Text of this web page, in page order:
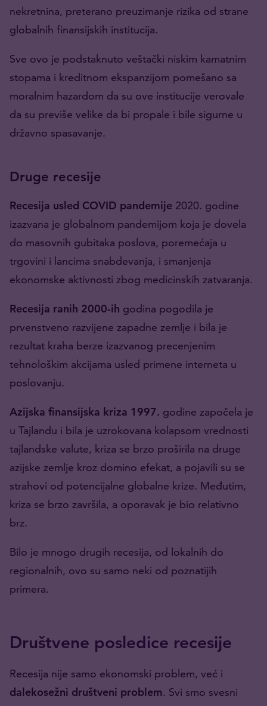
nekretnina, preterano preuzimanje rizika od strane
globalnih finansijskih institucija.
Sve ovo je podstaknuto veštački niskim kamatnim
stopama i kreditnom ekspanzijom pomešano sa
moralnim hazardom da su ove institucije verovale
da su previše velike da bi propale i bile sigurne u
državno spasavanje.
Druge recesije
Recesija usled COVID pandemije 2020. godine
izazvana je globalnom pandemijom koja je dovela
do masovnih gubitaka poslova, poremećaja u
trgovini i lancima snabdevanja, i smanjenja
ekonomske aktivnosti zbog medicinskih zatvaranja.
Recesija ranih 2000-ih godina pogodila je
prvenstveno razvijene zapadne zemlje i bila je
rezultat kraha berze izazvanog precenjenim
tehnološkim akcijama usled primene interneta u
poslovanju.
Azijska finansijska kriza 1997. godine započela je
u Tajlandu i bila je uzrokovana kolapsom vrednosti
tajlandske valute, kriza se brzo proširila na druge
azijske zemlje kroz domino efekat, a pojavili su se
strahovi od potencijalne globalne krize. Međutim,
kriza se brzo završila, a oporavak je bio relativno
brz.
Bilo je mnogo drugih recesija, od lokalnih do
regionalnih, ovo su samo neki od poznatijih
primera.
Društvene posledice recesije
Recesija nije samo ekonomski problem, već i
dalekosežni društveni problem. Svi smo svesni